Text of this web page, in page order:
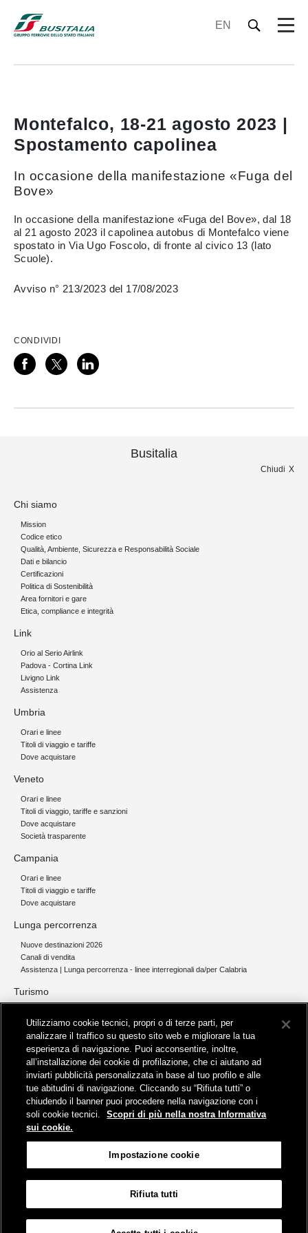
EN
Montefalco, 18-21 agosto 2023 |
Spostamento capolinea
In occasione della manifestazione «Fuga del
Bove»
In occasione della manifestazione «Fuga del Bove», dal 18
al 21 agosto 2023 il capolinea autobus di Montefalco viene
spostato in Via Ugo Foscolo, di fronte al civico 13 (lato
Scuole).
Avviso n° 213/2023 del 17/08/2023
CONDIVIDI
Busitalia
Chiudi
Chi siamo
Mission
Codice etico
Qualità, Ambiente, Sicurezza e Responsabilità Sociale
Dati e bilancio
Certificazioni
Politica di Sostenibilità
Area fornitori e gare
Etica, compliance e integrità
Link
Orio al Serio Airlink
Padova - Cortina Link
Livigno Link
Assistenza
Umbria
Orari e linee
Titoli di viaggio e tariffe
Dove acquistare
Veneto
Orari e linee
Titoli di viaggio, tariffe e sanzioni
Dove acquistare
Società trasparente
Campania
Orari e linee
Titoli di viaggio e tariffe
Dove acquistare
Lunga percorrenza
Nuove destinazioni 2026
Canali di vendita
Assistenza | Lunga percorrenza - linee interregionali da/per Calabria
Turismo
Servizi per aeroporti
Servizi di noleggio con conducente
Servizio di navigazione sul Lago Trasimeno
News e comunicati stampa
Comunicati stampa
Busitalia – Sita Nord
, Gruppo FS Italiane, è attiva nei servizi di
trasporto locale in Italia ed all'estero, che gestisce direttamente o
attraverso società controllate.
Viale Fratelli Rosselli, 80 - 50123 Firenze
Utilizziamo cookie tecnici, propri o di terze parti, per
analizzare il traffico su questo sito web e migliorare la tua
esperienza di navigazione. Puoi acconsentire, inoltre,
all’installazione dei cookie di profilazione, che ci aiutano ad
inviarti pubblicità personalizzata in base al tuo profilo e alle
tue abitudini di navigazione. Cliccando su “Rifiuta tutti” o
chiudendo il banner puoi procedere nella navigazione con i
soli cookie tecnici.
Scopri di più nella nostra Informativa
sui cookie.
Impostazione cookie
Rifiuta tutti